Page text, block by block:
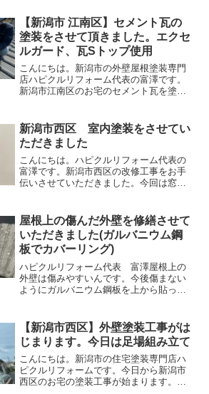
る「チョーキング現象」というもので
す。チョーキング現象は、塗...
【新潟市 江南区】セメント瓦の
塗装をさせて頂きました。エクセ
ルガード、瓦Sトップ使用
こんにちは。新潟市の外壁屋根塗装専門
店ハピクルリフォーム代表の富澤です。
新潟市江南区のお宅のセメント瓦を塗装
上経過したというセメント瓦。セメント
瓦は10年に１回塗装が...
新潟市西区 室内塗装をさせてい
ただきました
こんにちは。ハピクルリフォーム代表の
富澤です。新潟市西区の改修工事をお手
伝いさせていただきました。今回は窓枠
ため、塗装で綺麗にしていきます。塗ら
ない場所はマスキングテー...
屋根上の傷んだ外壁を修繕させて
いただきました(ガルバニウム鋼
板でカバーリング)
ハピクルリフォーム代表 富澤屋根上の
外壁は傷みやすいんです。今後傷まない
ようにガルバニウム鋼板を上から貼って
のです。雪が長期間乗っているので外壁
は濡れている状態になりま...
【新潟市西区】外壁塗装工事がは
じまります。今日は足場組み立て
こんにちは。新潟市の住宅塗装専門店ハ
ピクルリフォームです。今日から新潟市
西区のお宅の塗装工事が始まります。今